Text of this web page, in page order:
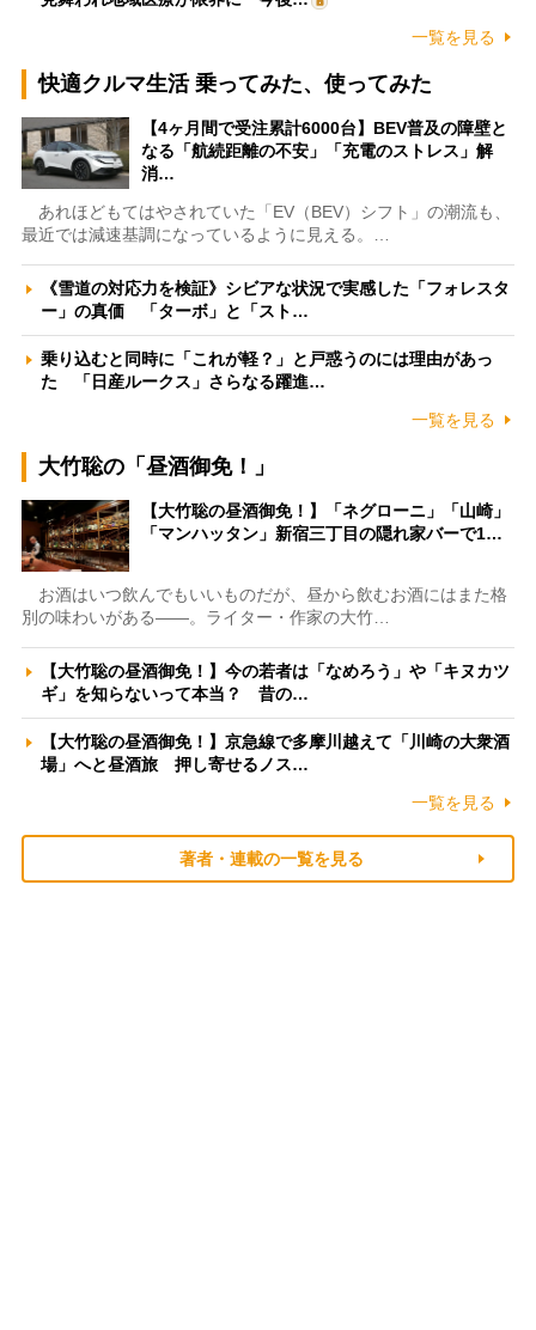
一覧を見る
快適クルマ生活 乗ってみた、使ってみた
【4ヶ月間で受注累計6000台】BEV普及の障壁と
なる「航続距離の不安」「充電のストレス」解
消…
あれほどもてはやされていた「EV（BEV）シフト」の潮流も、
最近では減速基調になっているように見える。…
《雪道の対応力を検証》シビアな状況で実感した「フォレスタ
ー」の真価 「ターボ」と「スト…
乗り込むと同時に「これが軽？」と戸惑うのには理由があっ
た 「日産ルークス」さらなる躍進…
一覧を見る
大竹聡の「昼酒御免！」
【大竹聡の昼酒御免！】「ネグローニ」「山崎」
「マンハッタン」新宿三丁目の隠れ家バーで1…
お酒はいつ飲んでもいいものだが、昼から飲むお酒にはまた格
別の味わいがある――。ライター・作家の大竹…
【大竹聡の昼酒御免！】今の若者は「なめろう」や「キヌカツ
ギ」を知らないって本当？ 昔の…
【大竹聡の昼酒御免！】京急線で多摩川越えて「川崎の大衆酒
場」へと昼酒旅 押し寄せるノス…
一覧を見る
著者・連載の一覧を見る